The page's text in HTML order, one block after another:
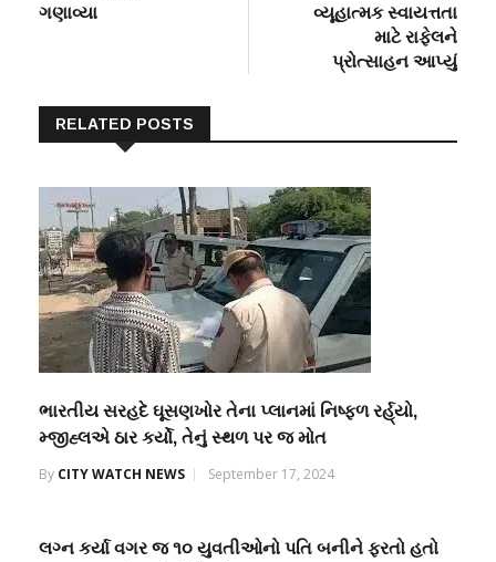
ગણાવ્યા
વ્યૂહાત્મક સ્વાયત્તતા
માટે રાફેલને
પ્રોત્સાહન આપ્યું
RELATED POSTS
ભારતીય સરહદે ઘૂસણખોર તેના પ્લાનમાં નિષ્ફળ રર્હ્‌યો,
મ્જીહ્લએ ઠાર કર્યો, તેનું સ્થળ પર જ મોત
By CITY WATCH NEWS September 17, 2024
લગ્ન કર્યા વગર જ ૧૦ યુવતીઓનો પતિ બનીને ફરતો હતો